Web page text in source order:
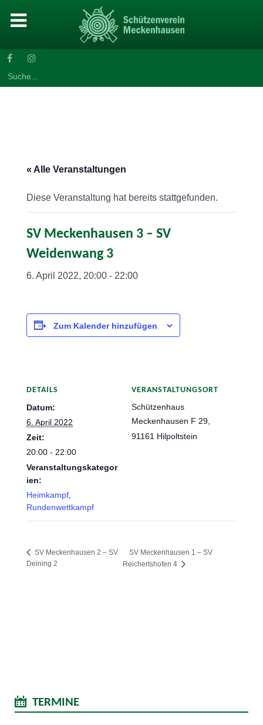
for:
« Alle Veranstaltungen
Diese Veranstaltung hat bereits stattgefunden.
SV Meckenhausen 3 – SV
Weidenwang 3
6. April 2022, 20:00 - 22:00
Zum Kalender hinzufügen
DETAILS
Datum:
6. April 2022
Zeit:
20:00 - 22:00
Veranstaltungskategor
ien:
Heimkampf
Rundenwettkampf
VERANSTALTUNGSORT
Schützenhaus
Meckenhausen F 29,
91161 Hilpoltstein
SV Meckenhausen 2 – SV
Deining 2
SV Meckenhausen 1 – SV
Reichertshofen 4
TERMINE